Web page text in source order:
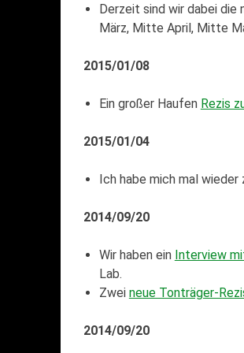
Derzeit sind wir dabei
März, Mitte April, Mitte
2015/01/08
Ein großer Haufen Rezis
2015/01/04
Ich habe mich mal wieder
2014/09/20
Wir haben ein Interview
Lab.
Zwei neue Tonträger-
2014/09/20